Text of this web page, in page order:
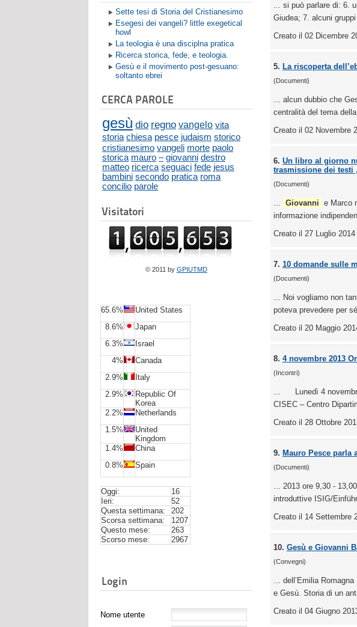
Sette tesi di Storia del Cristianesimo
Esegesi dei vangeli? little exegetical
howl
La teologia è una disciplna pratica
Ricerca storica, fede, e teologia.
Gesù e il movimento post-gesuano:
soltanto ebrei
CERCA PAROLE
gesù dio regno vangelo vita
storia chiesa pesce judaism storico
cristianesimo vangeli morte paolo
storica mauro – giovanni destro
matteo ricerca seguaci fede jesus
bambini secondo pratica roma
concilio parole
Visitatori
© 2011 by GPIUTMD
65.6%
United States
8.6%
Japan
6.3%
Israel
4%
Canada
2.9%
Italy
2.9%
Republic Of
Korea
2.2%
Netherlands
1.5%
United
Kingdom
1.4%
China
0.8%
Spain
Oggi:
16
Ieri:
52
Questa settimana:
202
Scorsa settimana:
1207
Questo mese:
263
Scorso mese:
2967
Login
Nome utente
... si può parlare di: 6.
Giudea; 7. alcuni
Creato il 02 Dicembre
5. La riscoperta
(Documenti)
... alcun dubbio che
centralità del tema
Creato il 02 Novembre
6. Un libro al giorno
trasmissione dei testi
(Documenti)
... Giovanni e Marco
informazione
Creato il 27 Luglio 2014
7. 10 domande sulle
(Documenti)
... Noi vogliamo non
poteva prevedere per
Creato il 20 Maggio
8. 4 novembre 2013
(Incontri)
... Lunedì 4 novembre
CISEC – Centro
Creato il 28 Ottobre
9. Mauro Pesce parla
(Documenti)
... 2013 ore 9,30 -
introduttive ISIG/
Creato il 14 Settembre
10. Gesù e Giovanni
(Convegni)
... dell’Emilia Romagna
e Gesù. Storia di un
Creato il 04 Giugno